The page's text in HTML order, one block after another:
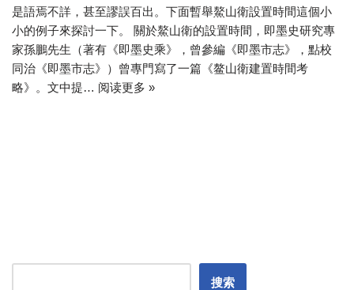
是語焉不詳，甚至謬誤百出。下面暫舉鰲山衛設置時間這個小
小的例子來探討一下。 關於鰲山衛的設置時間，即墨史研究專
家孫鵬先生（著有《即墨史乘》，曾參編《即墨市志》，點校
同治《即墨市志》）曾專門寫了一篇《鳌山衛建置時間考
略》。文中提… 阅读更多 »
搜索